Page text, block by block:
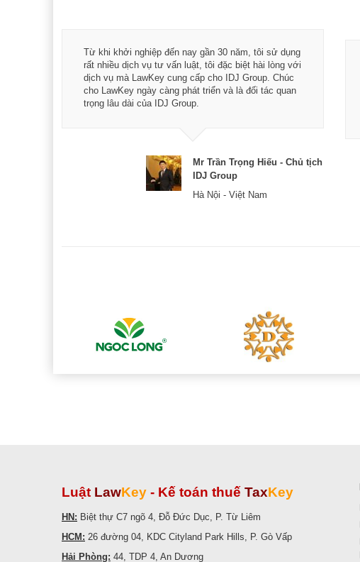
Từ khi khởi nghiệp đến nay gần 30 năm, tôi sử dụng
rất nhiều dịch vụ tư vấn luật, tôi đặc biệt hài lòng với
dịch vụ mà LawKey cung cấp cho IDJ Group. Chúc
cho LawKey ngày càng phát triển và là đối tác quan
trọng lâu dài của IDJ Group.
Mr Trần Trọng Hiếu - Chủ tịch
IDJ Group
Hà Nội - Việt Nam
Luật LawKey - Kế toán thuế TaxKey
HN: Biệt thự C7 ngõ 4, Đỗ Đức Dục, P. Từ Liêm
HCM: 26 đường 04, KDC Cityland Park Hills, P. Gò Vấp
Hải Phòng: 44, TDP 4, An Dương